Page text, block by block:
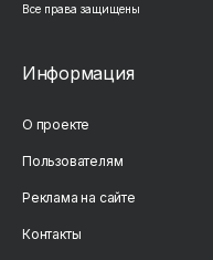
Все права защищены
Информация
О проекте
Пользователям
Реклама на сайте
Контакты